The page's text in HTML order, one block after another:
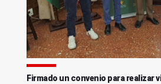
Firmado un convenio para realizar